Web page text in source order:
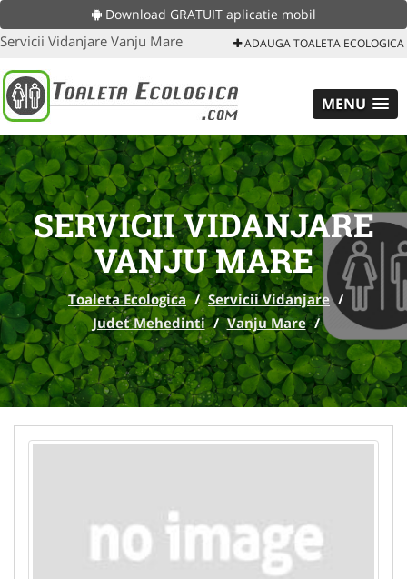
Download GRATUIT aplicatie mobil
Servicii Vidanjare Vanju Mare ADAUGA TOALETA ECOLOGICA
MENU
SERVICII VIDANJARE
VANJU MARE
Toaleta Ecologica / Servicii Vidanjare /
Judet Mehedinti / Vanju Mare /